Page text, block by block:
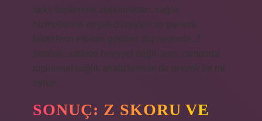
farklı beslenme alışkanlıkları, sağlık
hizmetlerine erişim düzeyleri ve genetik
faktörlerin etkisini gösterir. Bu nedenle, Z
skorları, sadece bireysel değil, aynı zamanda
toplumsal sağlık analizlerinde de önemli bir rol
oynar.
SONUÇ: Z SKORU VE